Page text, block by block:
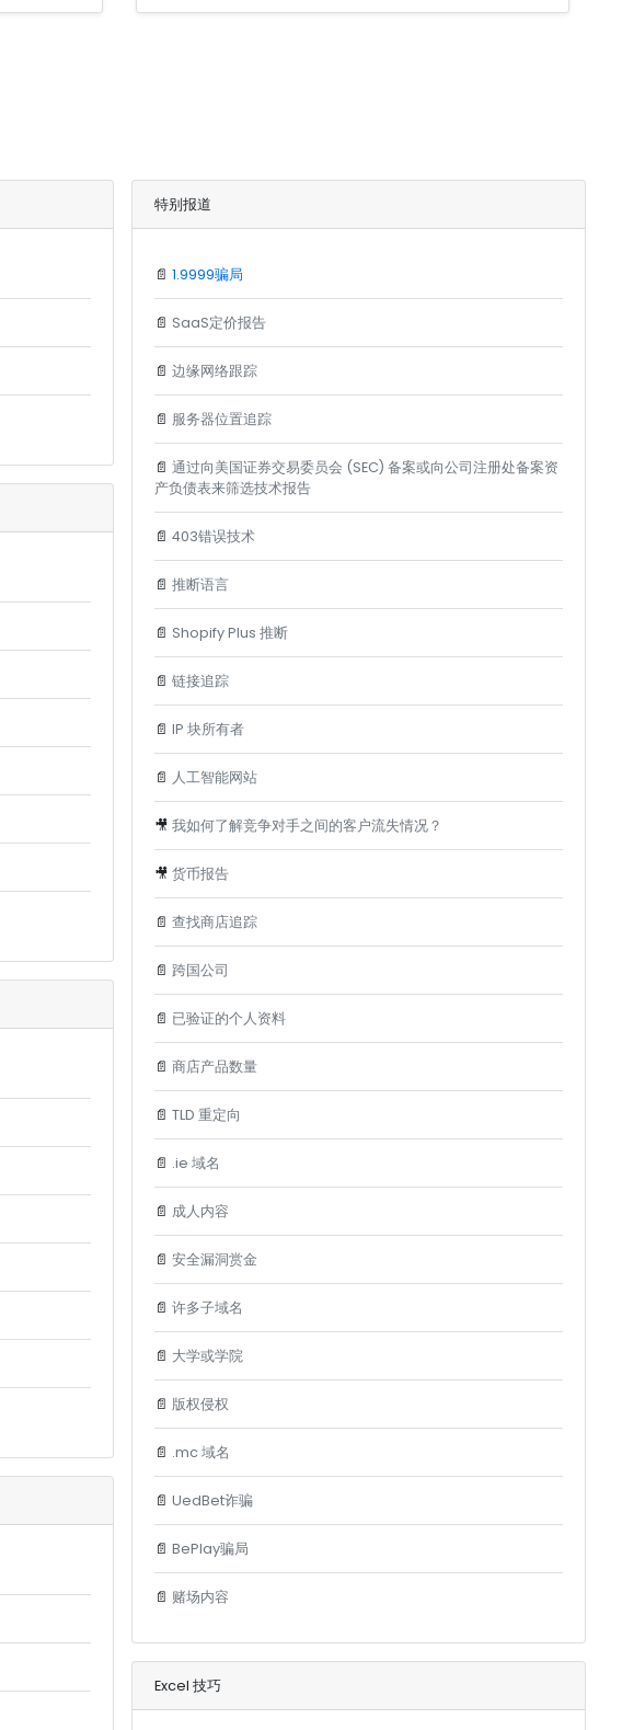
特别报道
📄 1.9999骗局
📄 SaaS定价报告
📄 边缘网络跟踪
📄 服务器位置追踪
📄 通过向美国证券交易委员会 (SEC) 备案或向公司注册处备案资
产负债表来筛选技术报告
📄 403错误技术
📄 推断语言
📄 Shopify Plus 推断
📄 链接追踪
📄 IP 块所有者
📄 人工智能网站
🎥 我如何了解竞争对手之间的客户流失情况？
🎥 货币报告
📄 查找商店追踪
📄 跨国公司
📄 已验证的个人资料
📄 商店产品数量
📄 TLD 重定向
📄 .ie 域名
📄 成人内容
📄 安全漏洞赏金
📄 许多子域名
📄 大学或学院
📄 版权侵权
📄 .mc 域名
📄 UedBet诈骗
📄 BePlay骗局
📄 赌场内容
Excel 技巧